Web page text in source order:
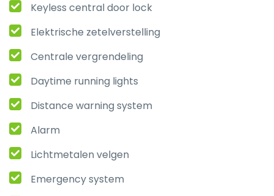
Keyless central door lock
Elektrische zetelverstelling
Centrale vergrendeling
Daytime running lights
Distance warning system
Alarm
Lichtmetalen velgen
Emergency system